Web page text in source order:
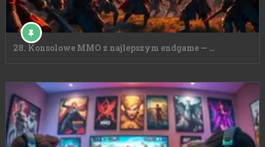
28. Konsolowe MMO z najlepszym endgame — …